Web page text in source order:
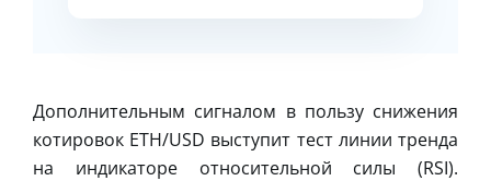
Дополнительным сигналом в пользу снижения
котировок ETH/USD выступит тест линии тренда
на индикаторе относительной силы (RSI).